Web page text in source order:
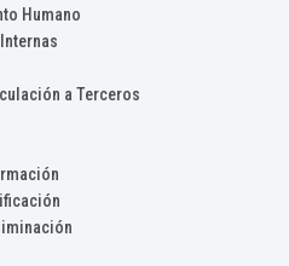
Humano
a Terceros